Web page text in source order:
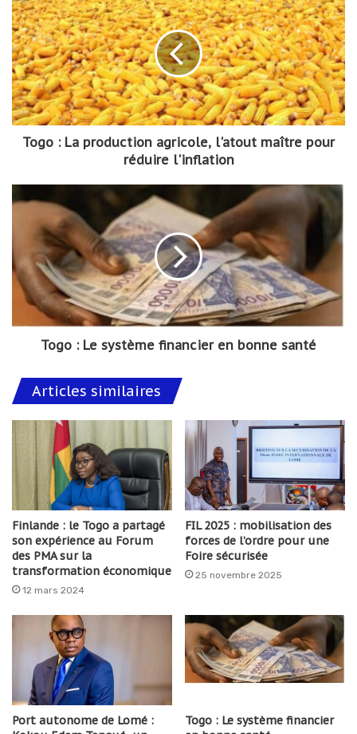
Togo : La production agricole, l'atout maître pour
réduire l'inflation
Togo : Le système financier en bonne santé
Articles similaires
Finlande : le Togo a partagé
son expérience au Forum
des PMA sur la
transformation économique
12 mars 2024
FIL 2025 : mobilisation des
forces de l’ordre pour une
Foire sécurisée
25 novembre 2025
Port autonome de Lomé :
Togo : Le système financier